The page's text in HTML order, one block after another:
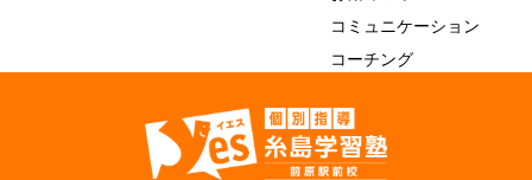
コミュニケーション
コーチング